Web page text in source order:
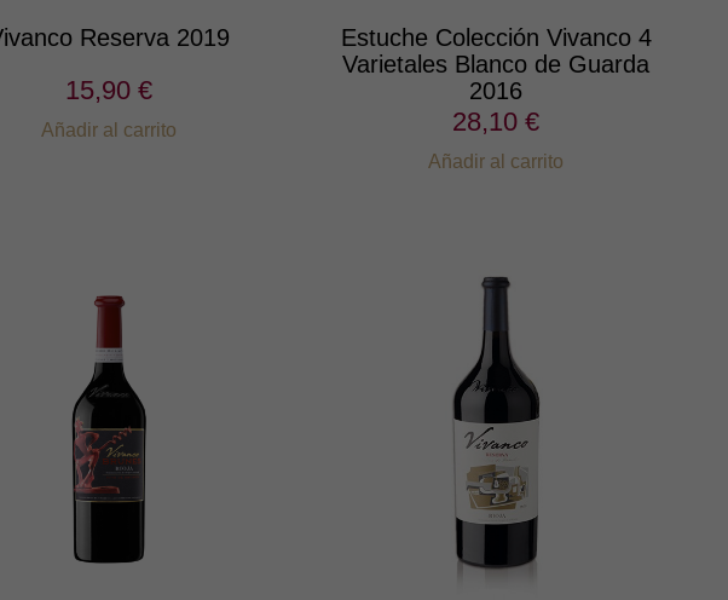
Reserva 2019
15,90 €
Añadir al carrito
Estuche Colección Vivanco 4
Varietales Blanco de Guarda
2016
28,10 €
Añadir al carrito